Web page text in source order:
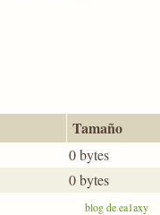
Tamaño
0 bytes
0 bytes
blog de ea1axy